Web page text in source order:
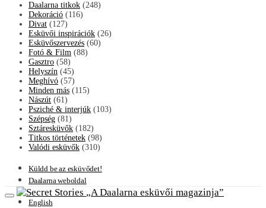
Daalarna titkok (248)
Dekoráció (116)
Divat (127)
Esküvői inspirációk (26)
Esküvőszervezés (60)
Fotó & Film (88)
Gasztro (58)
Helyszín (45)
Meghívó (57)
Minden más (115)
Nászút (61)
Psziché & interjúk (103)
Szépség (81)
Sztáresküvők (182)
Titkos történetek (98)
Valódi esküvők (310)
Küldd be az esküvődet!
Daalarna weboldal
English
A Daalarna esküvői magazinja